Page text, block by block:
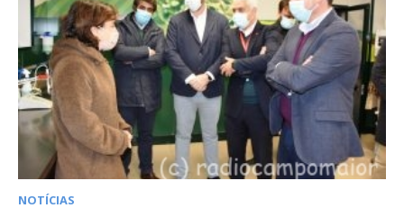
NOTÍCIAS